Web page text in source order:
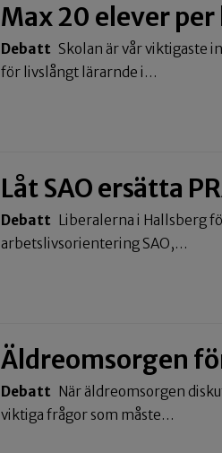
Max 20 elever per
Debatt Skolan är vår viktigaste
för livslångt lärarnde i…
Låt SAO ersätta
Debatt
Liberalerna i Hallsberg
arbetslivsorientering SAO,…
Äldreomsorgen
Debatt
När äldreomsorgen
viktiga frågor som måste…